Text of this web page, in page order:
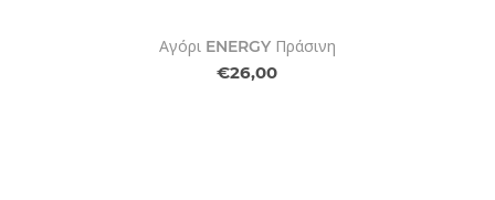
Αγόρι ENERGY Πράσινη
€26,00